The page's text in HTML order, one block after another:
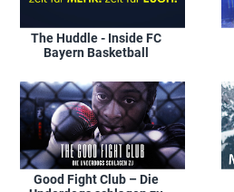
The Huddle - Inside FC
Bayern Basketball
Good Fight Club – Die